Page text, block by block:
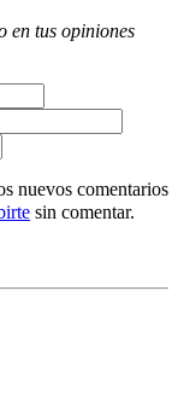
en tus opiniones
nuevos comentarios
sin comentar.